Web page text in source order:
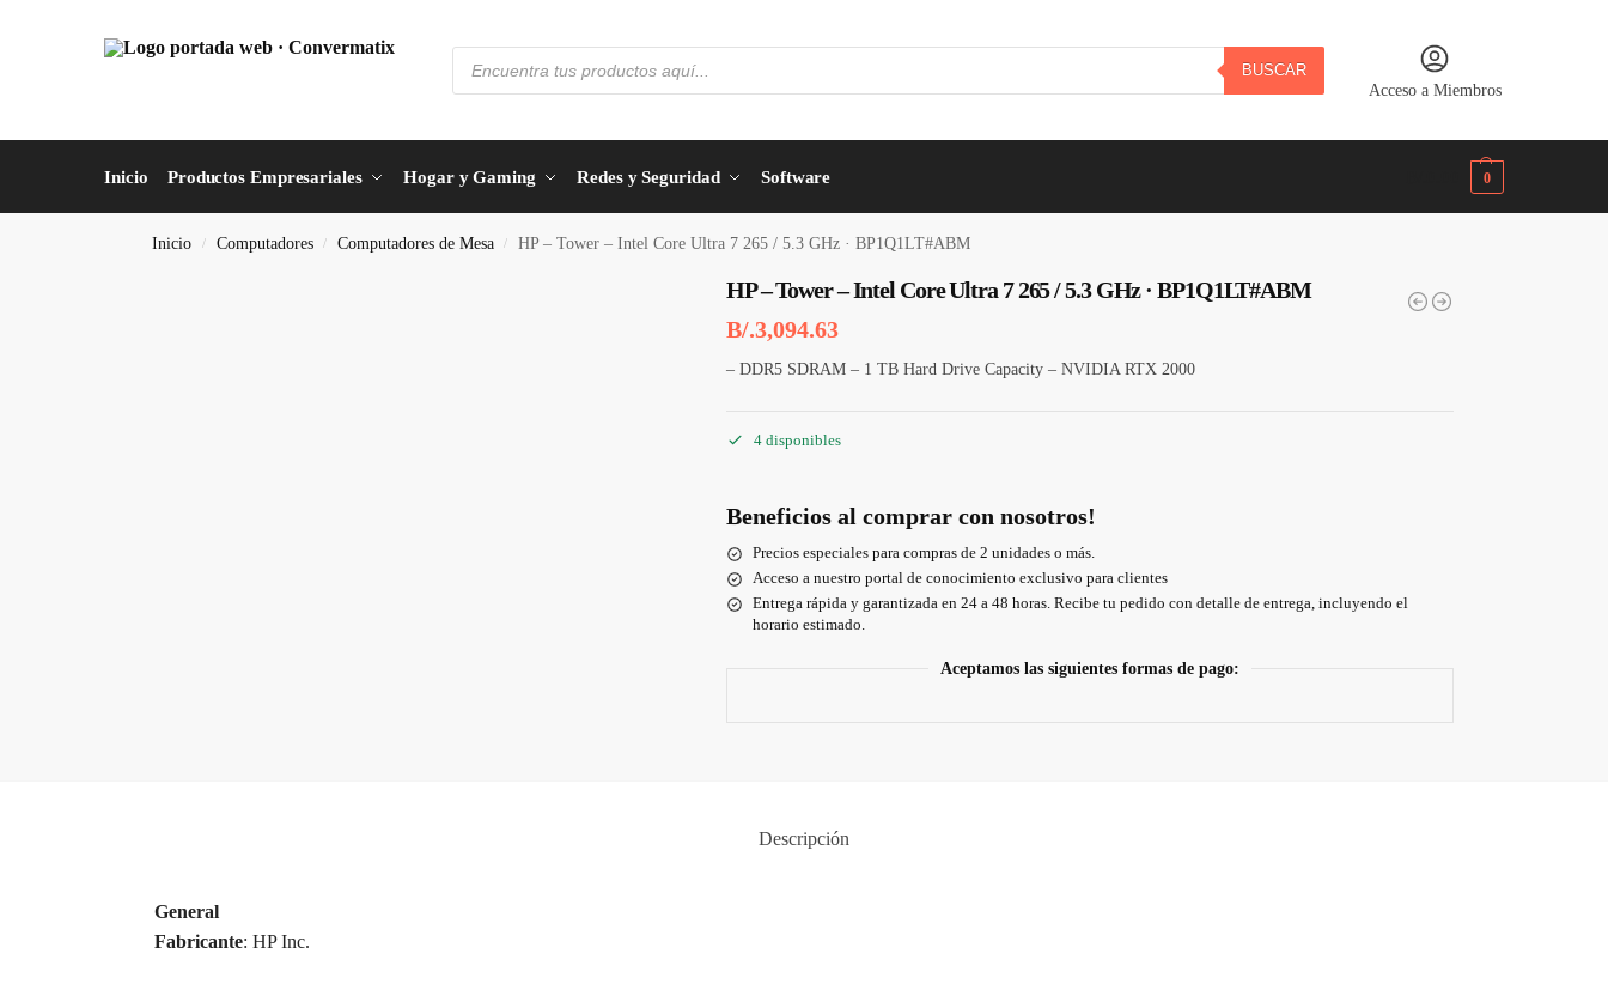
BUSCAR
Acceso a Miembros
Inicio Productos Empresariales Hogar y Gaming Redes y Seguridad Software 0
Inicio / Computadores / Computadores de Mesa / HP – Tower – Intel Core Ultra 7 265 / 5.3 GHz · BP1Q1LT#ABM
HP – Tower – Intel Core Ultra 7 265 / 5.3 GHz · BP1Q1LT#ABM
B/.3,094.63
– DDR5 SDRAM – 1 TB Hard Drive Capacity – NVIDIA RTX 2000
4 disponibles
Beneficios al comprar con nosotros!
Precios especiales para compras de 2 unidades o más.
Acceso a nuestro portal de conocimiento exclusivo para clientes
Entrega rápida y garantizada en 24 a 48 horas. Recibe tu pedido con detalle de entrega, incluyendo el
horario estimado.
Aceptamos las siguientes formas de pago:
Descripción
General
Fabricante: HP Inc.